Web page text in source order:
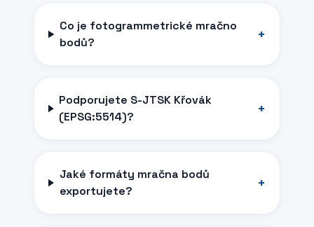
Co je fotogrammetrické mračno
bodů?
+
Podporujete S-JTSK Křovák
(EPSG:5514)?
+
Jaké formáty mračna bodů
exportujete?
+